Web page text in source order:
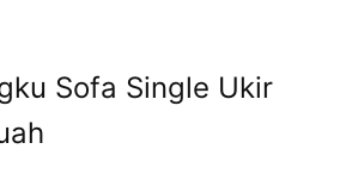
Sofa Single Ukir